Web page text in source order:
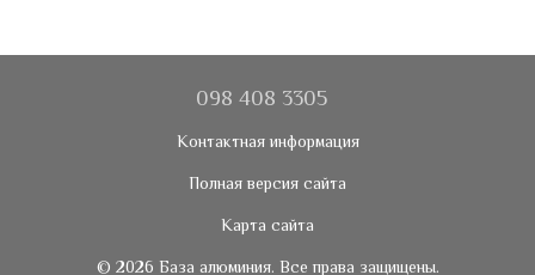
098 408 3305
Контактная информация
Полная версия сайта
Карта сайта
© 2026 База алюминия. Все права защищены.